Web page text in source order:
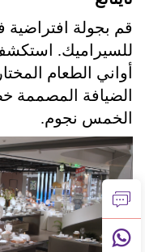
قم بجولة
للسيراميك.
أواني الطعام
الضيافة المصممة
الخمس نجوم.